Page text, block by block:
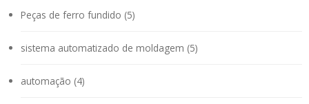
Peças de ferro fundido (5)
sistema automatizado de moldagem (5)
automação (4)